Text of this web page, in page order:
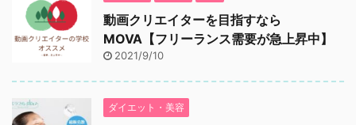
動画クリエイターを目指すなら
MOVA【フリーランス需要が急上昇中】
2021/9/10
ダイエット・美容